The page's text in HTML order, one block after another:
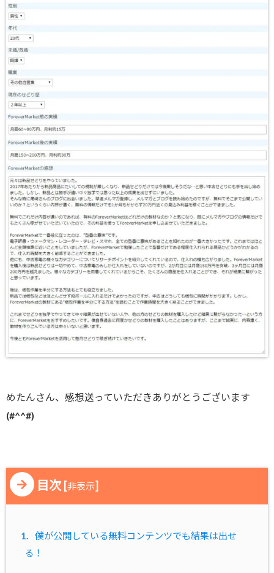
めたんさん、感想送っていただきありがとうございます
(#^^#)
目次 [非表示]
1.
僕が公開している無料コンテンツでも結果は出せ
る！